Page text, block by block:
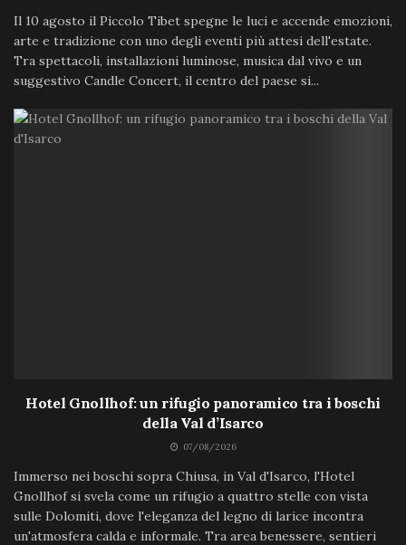
Il 10 agosto il Piccolo Tibet spegne le luci e accende emozioni,
arte e tradizione con uno degli eventi più attesi dell'estate.
Tra spettacoli, installazioni luminose, musica dal vivo e un
suggestivo Candle Concert, il centro del paese si...
Hotel Gnollhof: un rifugio panoramico tra i boschi
della Val d’Isarco
07/08/2026
Immerso nei boschi sopra Chiusa, in Val d'Isarco, l'Hotel
Gnollhof si svela come un rifugio a quattro stelle con vista
sulle Dolomiti, dove l'eleganza del legno di larice incontra
un'atmosfera calda e informale. Tra area benessere, sentieri